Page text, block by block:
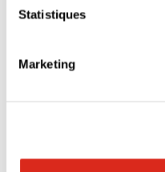
Statistiques
Marketing